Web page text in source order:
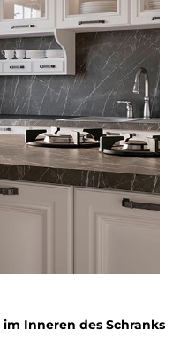
Inneren des Schranks